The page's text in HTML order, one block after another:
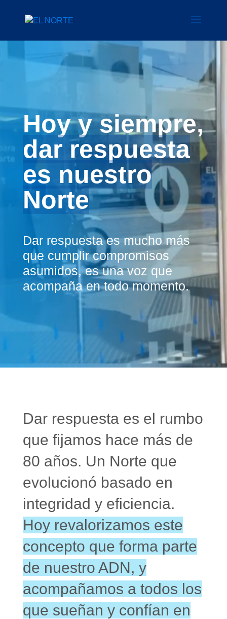
Hoy y siempre,
dar respuesta
es nuestro
Norte
Dar respuesta es mucho más
que cumplir compromisos
asumidos, es una voz que
acompaña en todo momento.
Dar respuesta es el rumbo
que fijamos hace más de
80 años. Un Norte que
evolucionó basado en
integridad y eficiencia.
Hoy revalorizamos este
concepto que forma parte
de nuestro ADN, y
acompañamos a todos los
que sueñan y confían en